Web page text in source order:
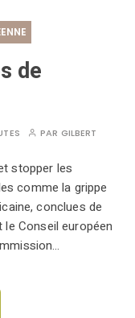
de
PAR GILBERT
stopper les
comme la grippe
conclues de
Conseil européen